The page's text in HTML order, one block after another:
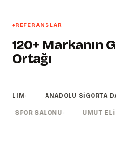
REFERANSLAR
120+ Markanın
Ortağı
ANADOLU SIGORTA DANIŞMANLIK
ZIRVE SPOR SALONU·